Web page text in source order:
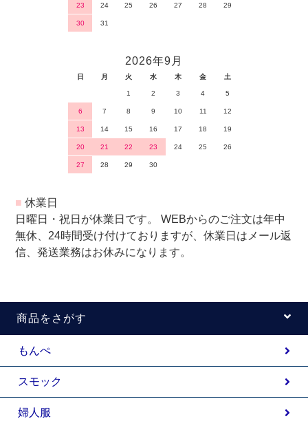
23 24 25 26 27 28 29
30 31
2026年9月
日 月 火 水 木 金 土
1 2 3 4 5
6 7 8 9 10 11 12
13 14 15 16 17 18 19
20 21 22 23 24 25 26
27 28 29 30
■ 休業日
日曜日・祝日が休業日です。 WEBからのご注文は年中
無休、24時間受け付けておりますが、休業日はメール返
信、発送業務はお休みになります。
商品をさがす
もんぺ
スモック
婦人服